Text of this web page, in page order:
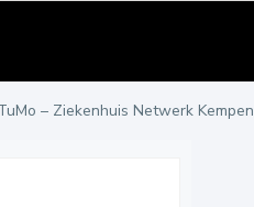
– Ziekenhuis Netwerk Kempen